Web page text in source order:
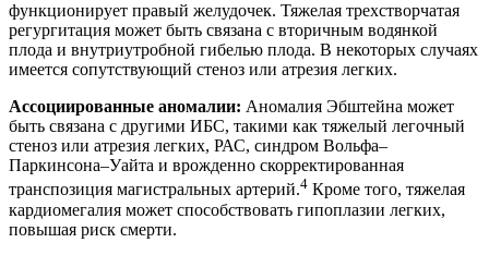
функционирует правый желудочек. Тяжелая трехстворчатая
регургитация может быть связана с вторичным водянкой
плода и внутриутробной гибелью плода. В некоторых случаях
имеется сопутствующий стеноз или атрезия легких.
Ассоциированные аномалии: Аномалия Эбштейна может
быть связана с другими ИБС, такими как тяжелый легочный
стеноз или атрезия легких, РАС, синдром Вольфа–
Паркинсона–Уайта и врожденно скорректированная
транспозиция магистральных артерий.4 Кроме того, тяжелая
кардиомегалия может способствовать гипоплазии легких,
повышая риск смерти.